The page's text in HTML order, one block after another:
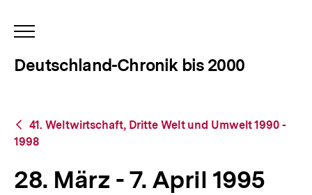
April
1995
Deutschland-
bpb.de
INHALTSNAVIGATION
Deutschland-Chronik bis 2000
Zurück
zur
41. Weltwirtschaft, Dritte Welt und Umwelt 1990 -
1998
28. März - 7. April 1995